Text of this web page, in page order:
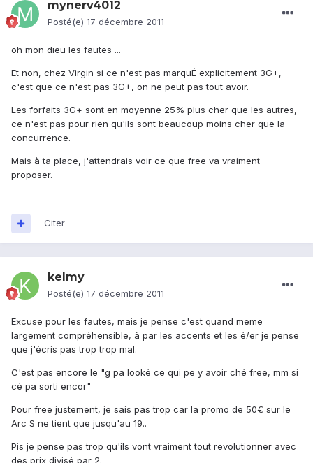
mynerv4012
Posté(e) 17 décembre 2011
oh mon dieu les fautes ...
Et non, chez Virgin si ce n'est pas marquÉ explicitement 3G+,
c'est que ce n'est pas 3G+, on ne peut pas tout avoir.
Les forfaits 3G+ sont en moyenne 25% plus cher que les autres,
ce n'est pas pour rien qu'ils sont beaucoup moins cher que la
concurrence.
Mais à ta place, j'attendrais voir ce que free va vraiment
proposer.
Citer
kelmy
Posté(e) 17 décembre 2011
Excuse pour les fautes, mais je pense c'est quand meme
largement compréhensible, à par les accents et les é/er je pense
que j'écris pas trop trop mal.
C'est pas encore le "g pa looké ce qui pe y avoir ché free, mm si
cé pa sorti encor"
Pour free justement, je sais pas trop car la promo de 50€ sur le
Arc S ne tient que jusqu'au 19..
Pis je pense pas trop qu'ils vont vraiment tout revolutionner avec
des prix divisé par 2.